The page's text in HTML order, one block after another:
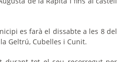
es farà el dissabte a les 8 del
Geltrú, Cubelles i Cunit.